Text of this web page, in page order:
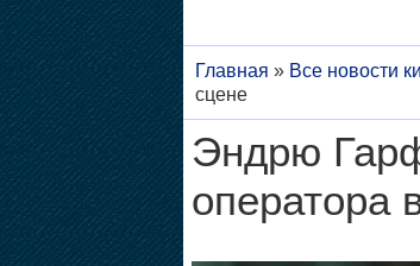
Главная » Все новости
сцене
Эндрю
оператора